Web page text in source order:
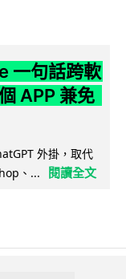
一句話跨軟
APP 兼免
外掛，取代
、...
閱讀全文